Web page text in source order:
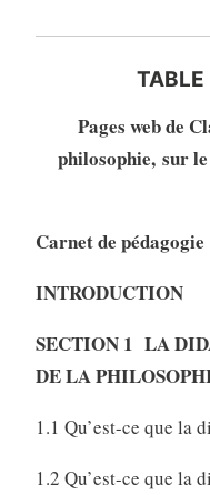
TABLE
Pages web de
philosophie, sur
Carnet de pédagogie
INTRODUCTION
SECTION 1 LA
DE LA
1.1 Qu’est-ce que la
1.2 Qu’est-ce que la